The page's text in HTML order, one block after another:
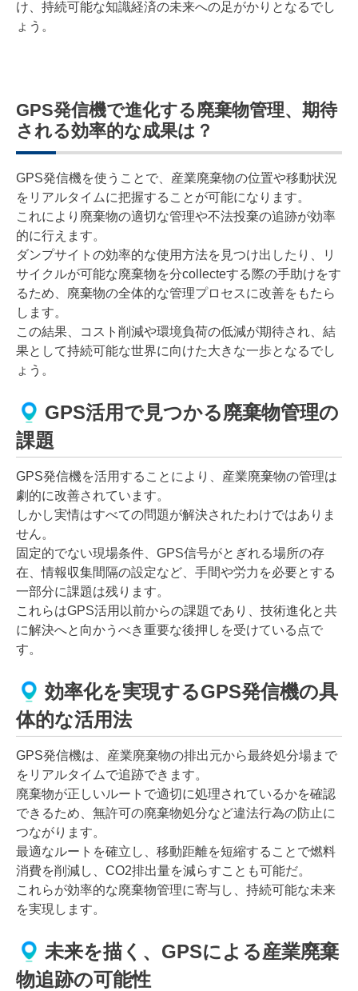
け、持続可能な知識経済の未来への足がかりとなるでし
ょう。
GPS発信機で進化する廃棄物管理、期待
される効率的な成果は？
GPS発信機を使うことで、産業廃棄物の位置や移動状況
をリアルタイムに把握することが可能になります。
これにより廃棄物の適切な管理や不法投棄の追跡が効率
的に行えます。
ダンプサイトの効率的な使用方法を見つけ出したり、リ
サイクルが可能な廃棄物を分collecteする際の手助けをす
るため、廃棄物の全体的な管理プロセスに改善をもたら
します。
この結果、コスト削減や環境負荷の低減が期待され、結
果として持続可能な世界に向けた大きな一歩となるでし
ょう。
GPS活用で見つかる廃棄物管理の
課題
GPS発信機を活用することにより、産業廃棄物の管理は
劇的に改善されています。
しかし実情はすべての問題が解決されたわけではありま
せん。
固定的でない現場条件、GPS信号がとぎれる場所の存
在、情報収集間隔の設定など、手間や労力を必要とする
一部分に課題は残ります。
これらはGPS活用以前からの課題であり、技術進化と共
に解決へと向かうべき重要な後押しを受けている点で
す。
効率化を実現するGPS発信機の具
体的な活用法
GPS発信機は、産業廃棄物の排出元から最終処分場まで
をリアルタイムで追跡できます。
廃棄物が正しいルートで適切に処理されているかを確認
できるため、無許可の廃棄物処分など違法行為の防止に
つながります。
最適なルートを確立し、移動距離を短縮することで燃料
消費を削減し、CO2排出量を減らすことも可能だ。
これらが効率的な廃棄物管理に寄与し、持続可能な未来
を実現します。
未来を描く、GPSによる産業廃棄
物追跡の可能性